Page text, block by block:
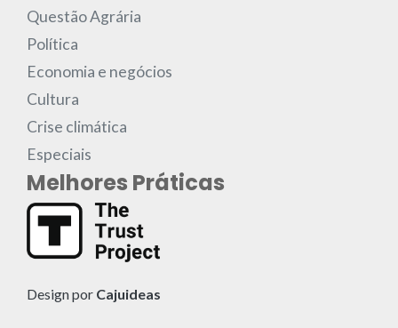
Questão Agrária
Política
Economia e negócios
Cultura
Crise climática
Especiais
Melhores Práticas
Design por Cajuideas